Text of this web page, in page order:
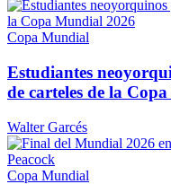
Copa Mundial
Estudiantes
de carteles de la Copa
Walter Garcés
Copa Mundial